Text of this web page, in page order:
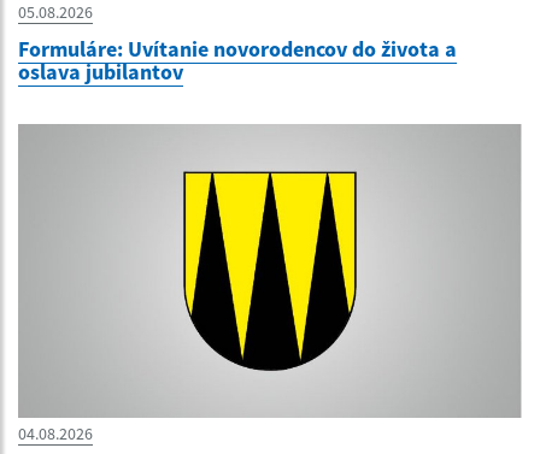
05.08.2026
Formuláre: Uvítanie novorodencov do života a
oslava jubilantov
04.08.2026